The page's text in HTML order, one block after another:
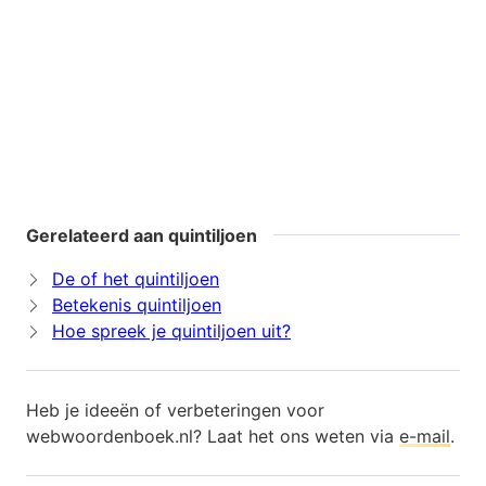
Gerelateerd aan quintiljoen
De of het quintiljoen
Betekenis quintiljoen
Hoe spreek je quintiljoen uit?
Heb je ideeën of verbeteringen voor
webwoordenboek.nl? Laat het ons weten via e-mail.